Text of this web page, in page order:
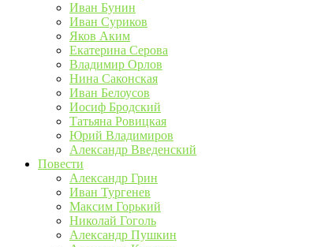
Иван Бунин
Иван Суриков
Яков Аким
Екатерина Серова
Владимир Орлов
Нина Саконская
Иван Белоусов
Иосиф Бродский
Татьяна Ровицкая
Юрий Владимиров
Александр Введенский
Повести
Александр Грин
Иван Тургенев
Максим Горький
Николай Гоголь
Александр Пушкин